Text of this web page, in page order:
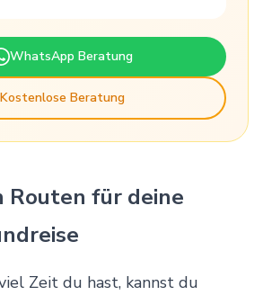
WhatsApp Beratung
Kostenlose Beratung
Routen für deine
Zeit du hast, kannst du